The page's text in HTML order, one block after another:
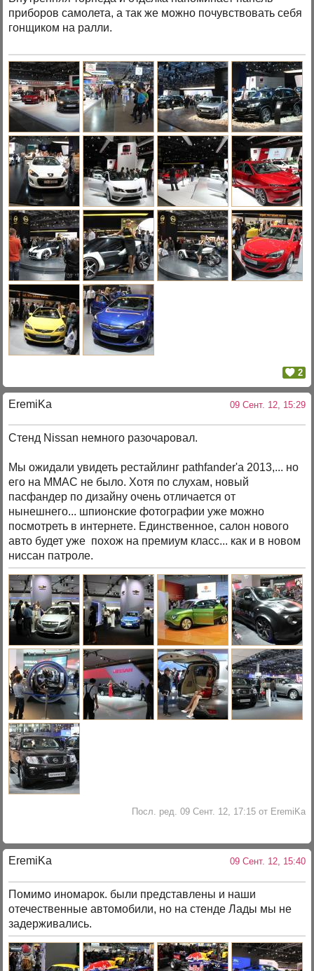
приборов самолета, а так же можно почувствовать себя
гонщиком на ралли.
2
EremiKa 09 Сент. 12, 15:29
Стенд Nissan немного разочаровал.
Мы ожидали увидеть рестайлинг pathfander'a 2013,... но
его на ММАС не было. Хотя по слухам, новый
пасфандер по дизайну очень отличается от
нынешнего... шпионские фотографии уже можно
посмотреть в интернете. Единственное, салон нового
авто будет уже похож на премиум класс... как и в новом
ниссан патроле.
Посл. ред. 09 Сент. 12, 17:15 от EremiKa
EremiKa 09 Сент. 12, 15:40
Помимо иномарок. были представлены и наши
отечественные автомобили, но на стенде Лады мы не
задерживались.